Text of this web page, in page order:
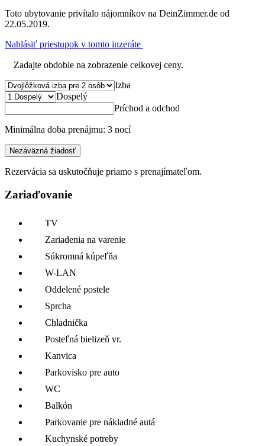
Toto ubytovanie privítalo nájomníkov na DeinZimmer.de od
22.05.2019.
Nahlásiť priestupok v tomto inzeráte
Zadajte obdobie na zobrazenie celkovej ceny.
Izba
Dospelý
Príchod a odchod
Minimálna doba prenájmu: 3 nocí
Nezáväzná žiadosť
Rezervácia sa uskutočňuje priamo s prenajímateľom.
Zariaďovanie
TV
Zariadenia na varenie
Súkromná kúpeľňa
W-LAN
Oddelené postele
Sprcha
Chladnička
Posteľná bielizeň vr.
Kanvica
Parkovisko pre auto
WC
Balkón
Parkovanie pre nákladné autá
Kuchynské potreby